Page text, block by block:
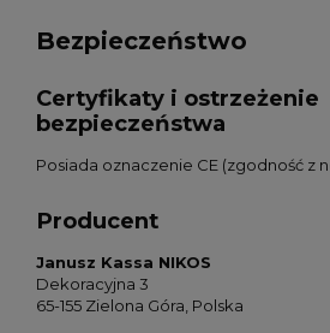
Bezpieczeństwo
Certyfikaty i ostrzeżenie
bezpieczeństwa
Posiada oznaczenie CE (zgodność z
Producent
Janusz Kassa NIKOS
Dekoracyjna 3
65-155 Zielona Góra, Polska